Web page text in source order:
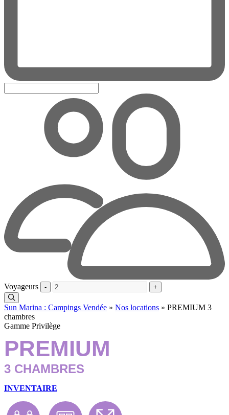
Voyageurs - +
Sun Marina : Campings Vendée » Nos locations » PREMIUM 3
chambres
Gamme Privilège
PREMIUM
3 CHAMBRES
INVENTAIRE